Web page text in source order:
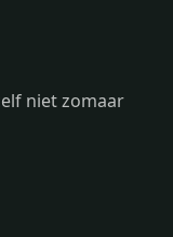
niet zomaar